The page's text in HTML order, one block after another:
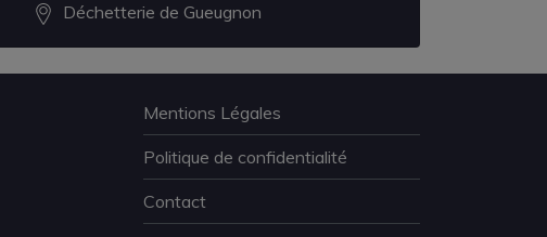
Déchetterie de Gueugnon
Mentions Légales
Politique de confidentialité
Contact